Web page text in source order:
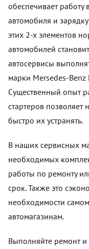
обеспечивает работу
автомобиля и
этих 2-х элементов
автомобилей
автосервисы
марки Mersedes-
Существенный опыт
стартеров позволяет
быстро их устранять.
В наших сервисных
необходимых
работы по ремонту
срок. Также это
необходимости
автомагазинам.
Выполняйте ремонт и